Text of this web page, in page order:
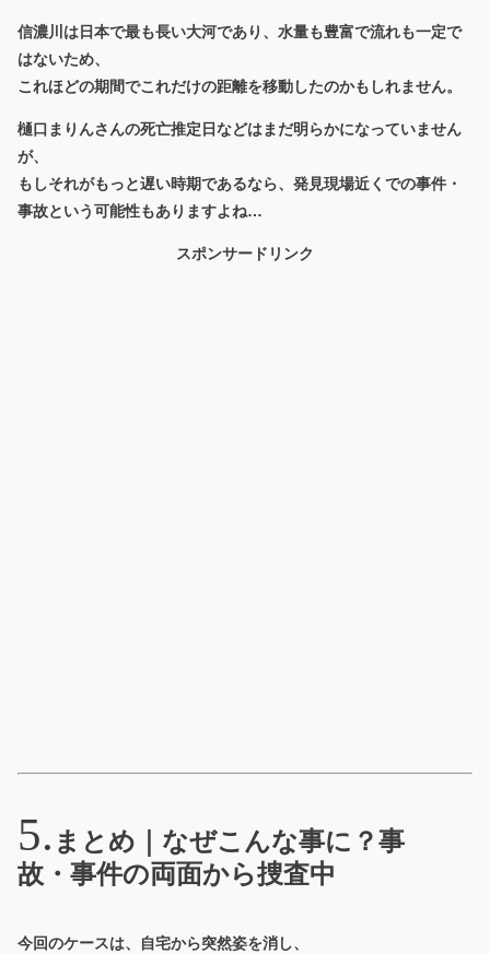
信濃川は日本で最も長い大河であり、水量も豊富で流れも一定で
はないため、
これほどの期間でこれだけの距離を移動したのかもしれません。
樋口まりんさんの死亡推定日などはまだ明らかになっていません
が、
もしそれがもっと遅い時期であるなら、発見現場近くでの事件・
事故という可能性もありますよね…
スポンサードリンク
まとめ｜なぜこんな事に？事
故・事件の両面から捜査中
今回のケースは、自宅から突然姿を消し、